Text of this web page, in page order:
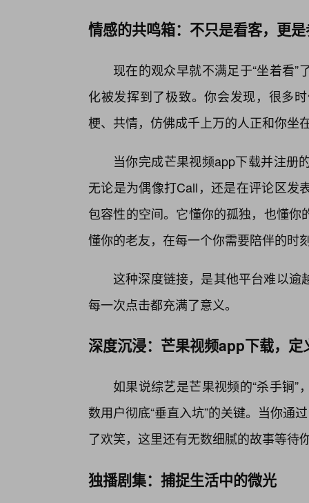
情感的共鸣箱：不只是看客，更
现在的观众早就不满足于“坐着看
化被发挥到了极致。你会发现，很多
梗、共情，仿佛成千上万的人正和你坐
当你完成芒果视频app下载并注册
无论是为偶像打Call，还是在评论区发
包容性的空间。它懂你的孤独，也懂
懂你的老友，在每一个你需要陪伴的时
这种深度链接，是其他平台难以
每一次点击都充满了意义。
深度沉浸：芒果视频app下载，定
如果说综艺是芒果视频的“杀手锏
数用户彻底“垂直入坑”的关键。当你通
了欢笑，这里还有无数细腻的故事等待
独播剧集：捕捉生活中的微光